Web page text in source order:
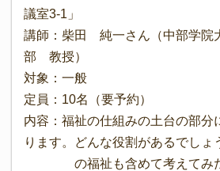
議室3-1」
講師：柴田 純一さん（中部学
部 教授）
対象：一般
定員：10名（要予約）
内容：福祉の仕組みの土台の部分
ります。どんな役割があるでしょ
の福祉も含めて考えてみた